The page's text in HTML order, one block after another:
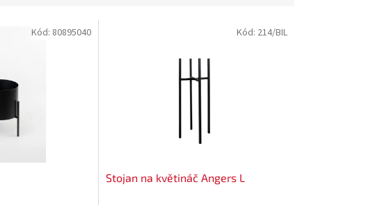
Kód: 80895040
Stojan na květináč Angers L
Kód: 214/BIL